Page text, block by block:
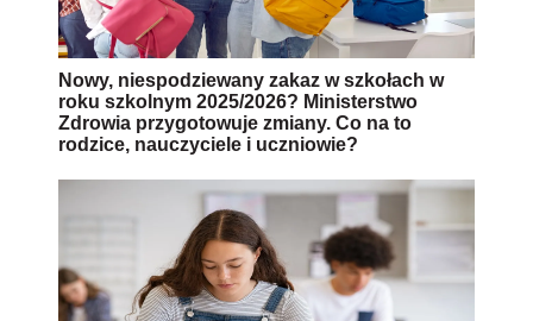
Nowy, niespodziewany zakaz w szkołach w
roku szkolnym 2025/2026? Ministerstwo
Zdrowia przygotowuje zmiany. Co na to
rodzice, nauczyciele i uczniowie?